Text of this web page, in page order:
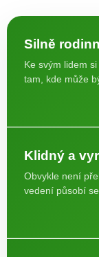
Silně
Ke svým lidem
tam, kde může
Klidný a
Obvykle není
vedení působí